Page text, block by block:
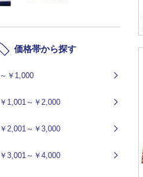
価格帯から探す
～￥1,000
￥1,001～￥2,000
￥2,001～￥3,000
￥3,001～￥4,000